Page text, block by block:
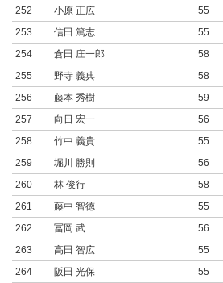
252 小原 正広 55
253
信田 篤志 55
254
倉田 庄一郎 58
255
野寺 義典 58
256
藤本 秀樹 59
257
向日 宏一 56
258
竹中 義貴 55
259
堀川 勝則 56
260
林 俊行 58
261
藤中 智徳 55
262
冨岡 武 56
263
高田 智広 55
264
阪田 光保 55